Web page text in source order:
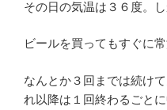
その日の気温は３６度。
ビールを買ってもすぐに
なんとか３回までは続け
れ以降は１回終わるごと